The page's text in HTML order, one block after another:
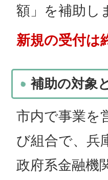
額」を補助し
新規の受付は
補助の対象
市内で事業を
び組合で、兵
政府系金融機